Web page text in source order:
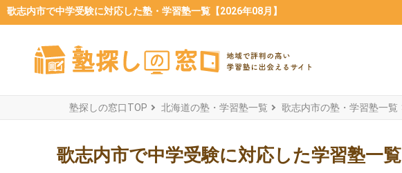
歌志内市で中学受験に対応した塾・学習塾一覧【2026年08月】
塾探しの窓口TOP 北海道の塾・学習塾一覧 歌志内市の塾・学習塾一覧
歌志内市で中学受験に対応した学習塾一覧